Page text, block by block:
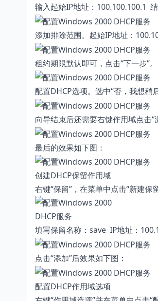
输入起始IP地址：100.100.100.1
添加排除范围。起始IP地址：
租约期限默认即可，点击“下一步”。
配置DHCP选项。选中“否，我想稍
向导结束后还需要右键作用域点击“
最后的效果如下图：
创建DHCP保留作用域
右键“保留”，在菜单中点击“新建保留
填写保留名称：save IP地址：
点击“添加”后效果如下图：
配置DHCP作用域选项